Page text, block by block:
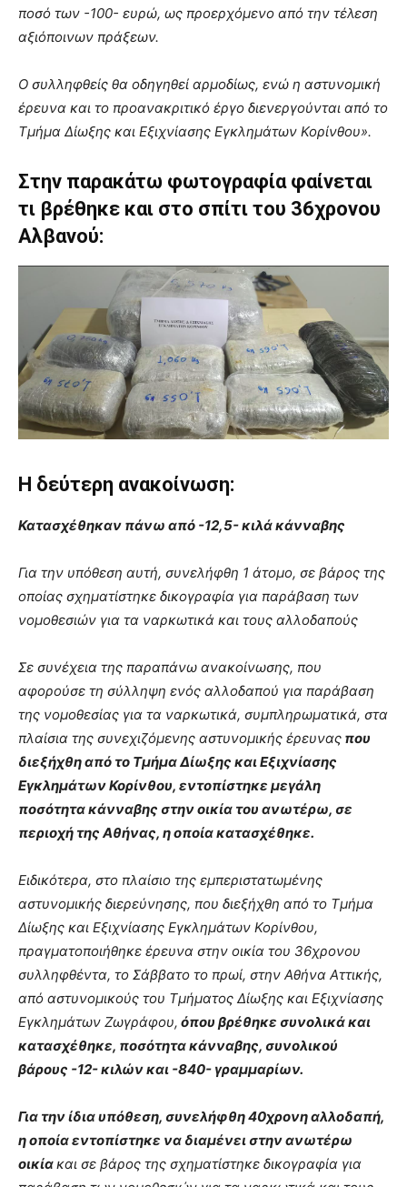
ποσό των -100- ευρώ, ως προερχόμενο από την τέλεση
αξιόποινων πράξεων.
Ο συλληφθείς θα οδηγηθεί αρμοδίως, ενώ η αστυνομική
έρευνα και το προανακριτικό έργο διενεργούνται από το
Τμήμα Δίωξης και Εξιχνίασης Εγκλημάτων Κορίνθου».
Στην παρακάτω φωτογραφία φαίνεται
τι βρέθηκε και στο σπίτι του 36χρονου
Αλβανού:
Η δεύτερη ανακοίνωση:
Κατασχέθηκαν πάνω από -12,5- κιλά κάνναβης
Για την υπόθεση αυτή, συνελήφθη 1 άτομο, σε βάρος της
οποίας σχηματίστηκε δικογραφία για παράβαση των
νομοθεσιών για τα ναρκωτικά και τους αλλοδαπούς
Σε συνέχεια της παραπάνω ανακοίνωσης, που
αφορούσε τη σύλληψη ενός αλλοδαπού για παράβαση
της νομοθεσίας για τα ναρκωτικά, συμπληρωματικά, στα
πλαίσια της συνεχιζόμενης αστυνομικής έρευνας που
διεξήχθη από το Τμήμα Δίωξης και Εξιχνίασης
Εγκλημάτων Κορίνθου, εντοπίστηκε μεγάλη
ποσότητα κάνναβης στην οικία του ανωτέρω, σε
περιοχή της Αθήνας, η οποία κατασχέθηκε.
Ειδικότερα, στο πλαίσιο της εμπεριστατωμένης
αστυνομικής διερεύνησης, που διεξήχθη από το Τμήμα
Δίωξης και Εξιχνίασης Εγκλημάτων Κορίνθου,
πραγματοποιήθηκε έρευνα στην οικία του 36χρονου
συλληφθέντα, το Σάββατο το πρωί, στην Αθήνα Αττικής,
από αστυνομικούς του Τμήματος Δίωξης και Εξιχνίασης
Εγκλημάτων Ζωγράφου, όπου βρέθηκε συνολικά και
κατασχέθηκε, ποσότητα κάνναβης, συνολικού
βάρους -12- κιλών και -840- γραμμαρίων.
Για την ίδια υπόθεση, συνελήφθη 40χρονη αλλοδαπή,
η οποία εντοπίστηκε να διαμένει στην ανωτέρω
οικίακαι σε βάρος της σχηματίστηκε δικογραφία για